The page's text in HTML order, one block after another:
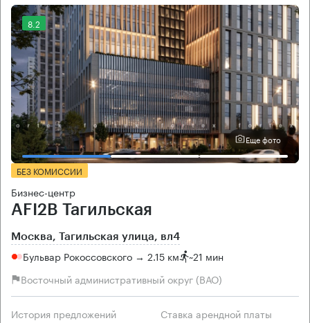
8.2
Еще фото
БЕЗ КОМИССИИ
Бизнес-центр
AFI2B Тагильская
Москва, Тагильская улица, вл4
Бульвар Рокоссовского → 2.15 км ~21 мин
Восточный административный округ (ВАО)
История предложений Ставка арендной платы